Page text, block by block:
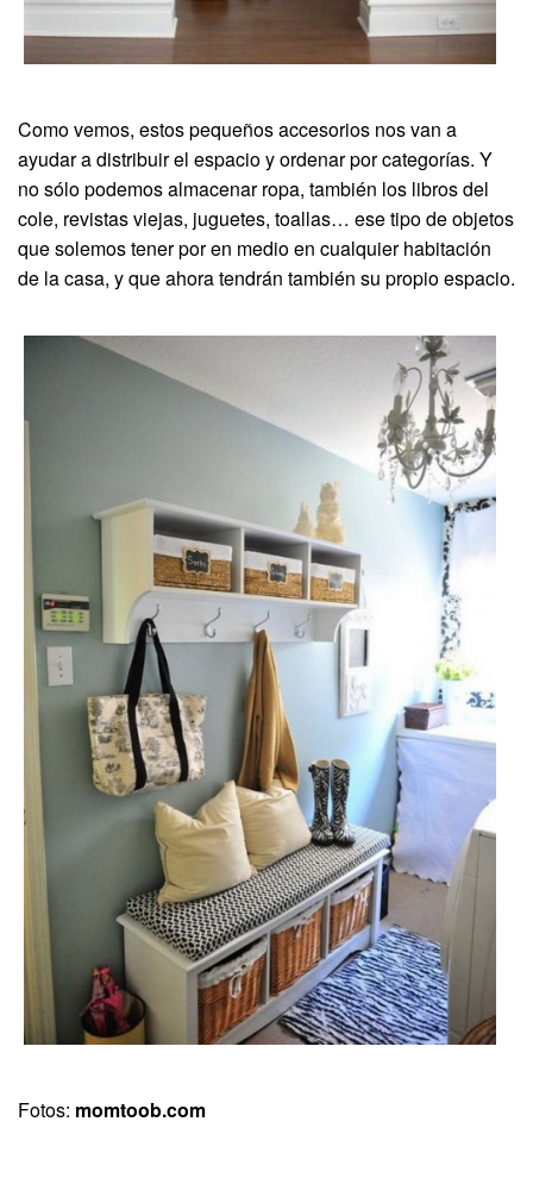
Como vemos, estos pequeños accesorios nos van a
ayudar a distribuir el espacio y ordenar por categorías. Y
no sólo podemos almacenar ropa, también los libros del
cole, revistas viejas, juguetes, toallas… ese tipo de objetos
que solemos tener por en medio en cualquier habitación
de la casa, y que ahora tendrán también su propio espacio.
Fotos: momtoob.com